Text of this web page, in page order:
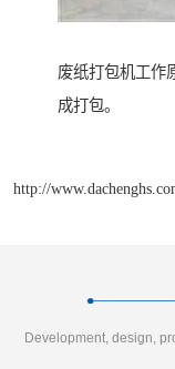
废纸打包机工作
成打包。
http://